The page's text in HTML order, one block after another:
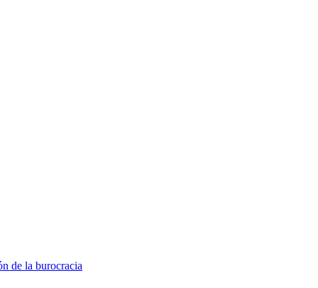
de la burocracia